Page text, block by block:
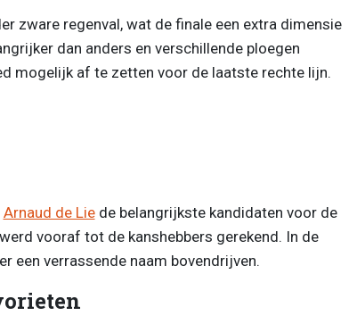
zware regenval, wat de finale een extra dimensie
dan anders en verschillende ploegen
mogelijk af te zetten voor de laatste rechte lijn.
Arnaud de Liede belangrijkste kandidaten voor de
vooraf tot de kanshebbers gerekend. In de
een verrassende naam bovendrijven.